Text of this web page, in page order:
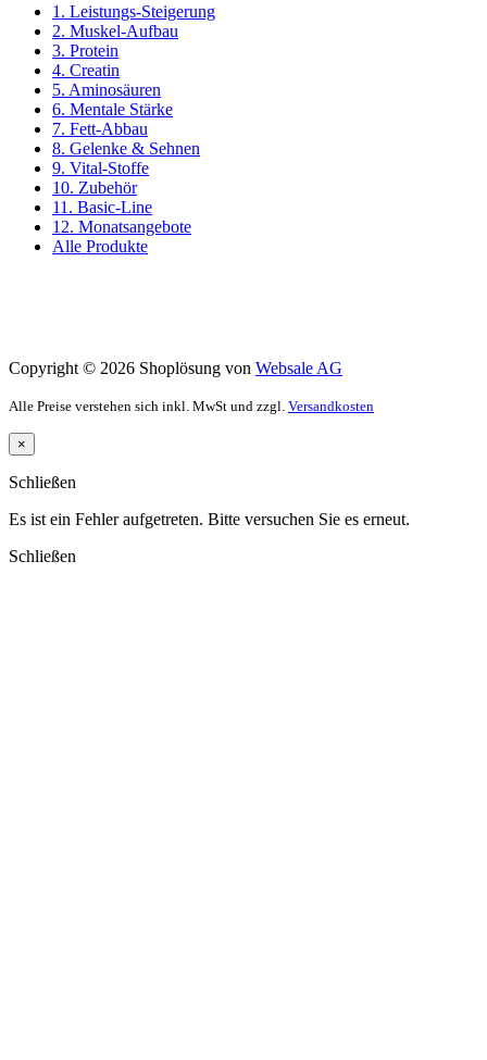
1. Leistungs-Steigerung
2. Muskel-Aufbau
3. Protein
4. Creatin
5. Aminosäuren
6. Mentale Stärke
7. Fett-Abbau
8. Gelenke & Sehnen
9. Vital-Stoffe
10. Zubehör
11. Basic-Line
12. Monatsangebote
Alle Produkte
Copyright © 2026 Shoplösung von Websale AG
Alle Preise verstehen sich inkl. MwSt und zzgl. Versandkosten
×
Schließen
Es ist ein Fehler aufgetreten. Bitte versuchen Sie es erneut.
Schließen